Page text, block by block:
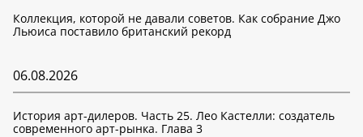
Коллекция, которой не давали советов. Как собрание Джо
Льюиса поставило британский рекорд
06.08.2026
История арт-дилеров. Часть 25. Лео Кастелли: создатель
современного арт-рынка. Глава 3